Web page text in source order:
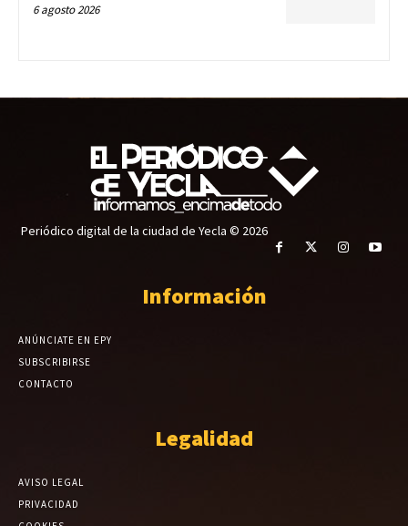
6 agosto 2026
Periódico digital de la ciudad de Yecla © 2026
Información
ANÚNCIATE EN EPY
SUBSCRIBIRSE
CONTACTO
Legalidad
AVISO LEGAL
PRIVACIDAD